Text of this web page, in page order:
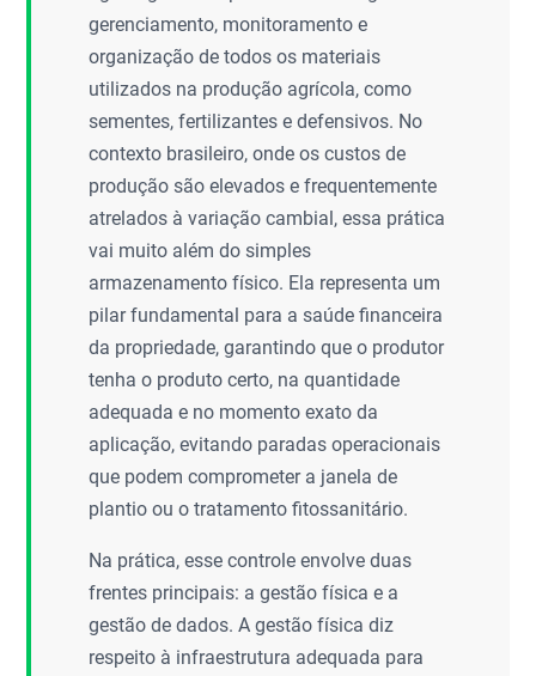
gerenciamento, monitoramento e
organização de todos os materiais
utilizados na produção agrícola, como
sementes, fertilizantes e defensivos. No
contexto brasileiro, onde os custos de
produção são elevados e frequentemente
atrelados à variação cambial, essa prática
vai muito além do simples
armazenamento físico. Ela representa um
pilar fundamental para a saúde financeira
da propriedade, garantindo que o produtor
tenha o produto certo, na quantidade
adequada e no momento exato da
aplicação, evitando paradas operacionais
que podem comprometer a janela de
plantio ou o tratamento fitossanitário.
Na prática, esse controle envolve duas
frentes principais: a gestão física e a
gestão de dados. A gestão física diz
respeito à infraestrutura adequada para